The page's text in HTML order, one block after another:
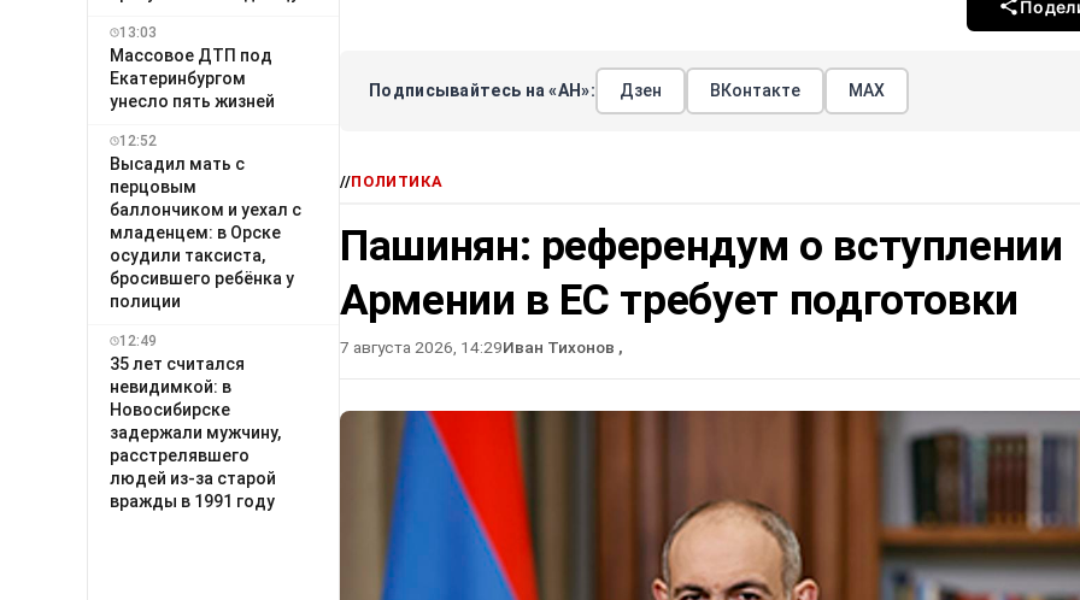
13:03
Массовое ДТП под
Екатеринбургом
унесло пять жизней
12:52
Высадил мать с
перцовым
баллончиком и уехал с
младенцем: в Орске
осудили таксиста,
бросившего ребёнка у
полиции
12:49
35 лет считался
невидимкой: в
Новосибирске
задержали мужчину,
расстрелявшего
людей из-за старой
вражды в 1991 году
Подписывайтесь на «АН»: Дзен ВКонтакте МАХ
//ПОЛИТИКА
Пашинян: референдум о вступлении
Армении в ЕС требует подготовки
7 августа 2026, 14:29Иван Тихонов ,